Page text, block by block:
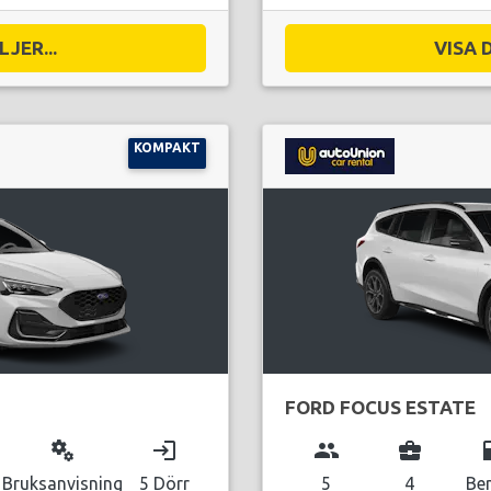
VISA
KOMPAKT
miscellaneous_services
Bruksanvisning
login
5 Dörr
FORD FOCUS ESTATE
group
5
business_center
4